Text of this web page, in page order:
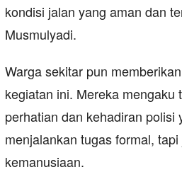
kondisi jalan yang aman dan
Musmulyadi.
Warga sekitar pun
kegiatan ini. Mereka mengaku
perhatian dan kehadiran polisi
menjalankan tugas formal,
kemanusiaan.